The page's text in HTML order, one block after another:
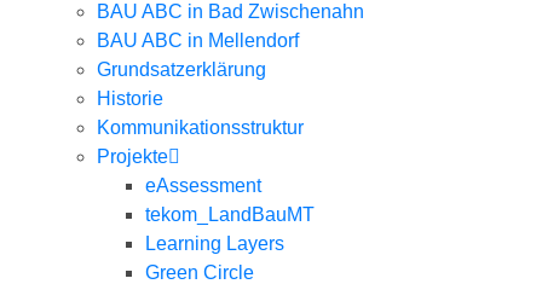
BAU ABC in Bad Zwischenahn
BAU ABC in Mellendorf
Grundsatzerklärung
Historie
Kommunikationsstruktur
Projekte
eAssessment
tekom_LandBauMT
Learning Layers
Green Circle